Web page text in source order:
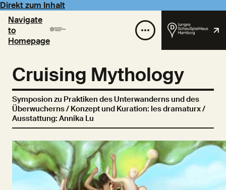
Direkt zum Inhalt
Navigate
to
Homepage
Cruising Mythology
Symposion zu Praktiken des Unterwanderns und des
Überwucherns / Konzept und Kuration: les dramaturx /
Ausstattung: Annika Lu